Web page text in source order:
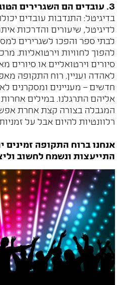
3. עובדים הם השגרירים הטובים ביותר
בדיגיטל: התנדבות עובדים
לדיגיטל, שיעורים והדרכות
לבתי ספר והפכו לשגרירים
להפוך לחוויות וירטואליות.
סיורים וירטואליים או סיורים
לאהדה ועניין. רוח התקופה
חדשים – מעניינים ומסקרנים
אליהם התרגלנו. במילים
המגבלה בצורה קצת אחרת
רלוונטיות להיום אבל על
אנחנו ברוח התקופה זמינים
התייעצות ונשמח לחשוב